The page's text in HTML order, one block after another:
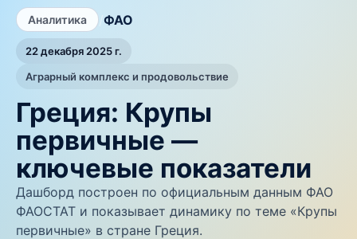
Аналитика ФАО
22 декабря 2025 г.
Аграрный комплекс и продовольствие
Греция: Крупы
первичные —
ключевые показатели
Дашборд построен по официальным данным ФАО
ФАОСТАТ и показывает динамику по теме «Крупы
первичные» в стране Греция.